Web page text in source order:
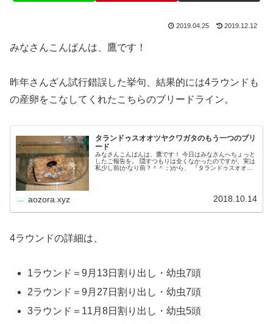
2019.04.25 2019.12.12
みなさんこんばんは、鷹です！
昨年さんざん試行錯誤した挙句、結果的には4ラウンドも
の産卵をこなしてくれたこちらのブリードライン。
タランドゥスオオツヤクワガタのもう一つのブリ
ード
みなさんこんばんは、鷹です！ 今日はみなさんへちょっと
したご報告を。 隠すつもりは全くなかったのですが、実は
私少し前(かなり前？＾＾；)から、 『タランドゥスオオツ
aozora.xyz 2018.10.14
4ラウンドの詳細は、
1ラウンド＝9月13日割り出し・幼虫7頭
2ラウンド＝9月27日割り出し・幼虫7頭
3ラウンド＝11月8日割り出し・幼虫5頭